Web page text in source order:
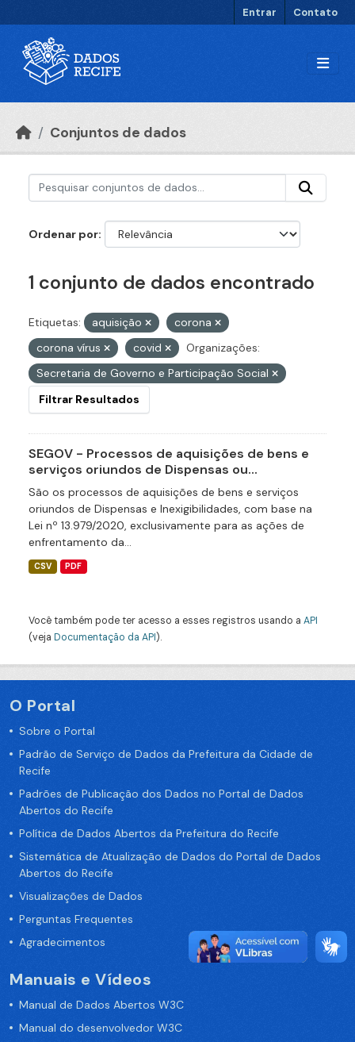
Entrar Contato
Conjuntos de dados
Ordenar por
1 conjunto de dados encontrado
Etiquetas: aquisição
corona
corona vírus
covid
Organizações:
Secretaria de Governo e Participação Social
Filtrar Resultados
SEGOV - Processos de aquisições de bens e
serviços oriundos de Dispensas ou...
São os processos de aquisições de bens e serviços
oriundos de Dispensas e Inexigibilidades, com base na
Lei nº 13.979/2020, exclusivamente para as ações de
enfrentamento da...
CSV PDF
Você também pode ter acesso a esses registros usando a API
(veja Documentação da API).
O Portal
Sobre o Portal
Padrão de Serviço de Dados da Prefeitura da Cidade de
Recife
Padrões de Publicação dos Dados no Portal de Dados
Abertos do Recife
Política de Dados Abertos da Prefeitura do Recife
Sistemática de Atualização de Dados do Portal de Dados
Abertos do Recife
Visualizações de Dados
Perguntas Frequentes
Agradecimentos
Manuais e Vídeos
Manual de Dados Abertos W3C
Manual do desenvolvedor W3C